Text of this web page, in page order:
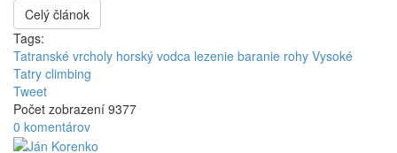
Celý článok
Tags:
Tatranské vrcholy horský vodca lezenie baranie rohy Vysoké
Tatry climbing
Tweet
Počet zobrazení 9377
0 komentárov